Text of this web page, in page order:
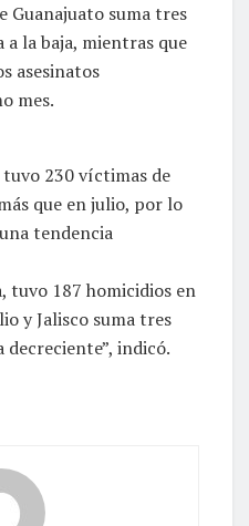
Guanajuato suma tres
a la baja, mientras que
asesinatos
mes.
230 víctimas de
que en julio, por lo
tendencia
tuvo 187 homicidios en
y Jalisco suma tres
decreciente”, indicó.